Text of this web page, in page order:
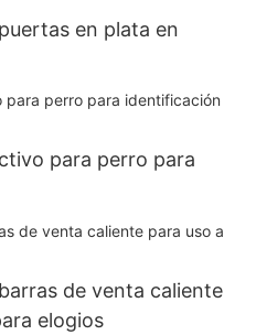
en plata en
para perro para
de venta caliente
elogios